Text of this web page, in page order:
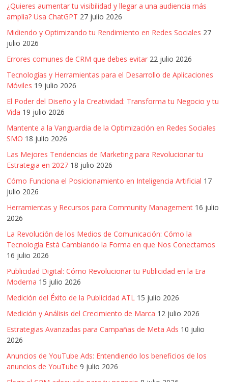
¿Quieres aumentar tu visibilidad y llegar a una audiencia más
amplia? Usa ChatGPT 27 julio 2026
Midiendo y Optimizando tu Rendimiento en Redes Sociales 27
julio 2026
Errores comunes de CRM que debes evitar 22 julio 2026
Tecnologías y Herramientas para el Desarrollo de Aplicaciones
Móviles 19 julio 2026
El Poder del Diseño y la Creatividad: Transforma tu Negocio y tu
Vida 19 julio 2026
Mantente a la Vanguardia de la Optimización en Redes Sociales
SMO 18 julio 2026
Las Mejores Tendencias de Marketing para Revolucionar tu
Estrategia en 2027 18 julio 2026
Cómo Funciona el Posicionamiento en Inteligencia Artificial 17
julio 2026
Herramientas y Recursos para Community Management 16 julio
2026
La Revolución de los Medios de Comunicación: Cómo la
Tecnología Está Cambiando la Forma en que Nos Conectamos
16 julio 2026
Publicidad Digital: Cómo Revolucionar tu Publicidad en la Era
Moderna 15 julio 2026
Medición del Éxito de la Publicidad ATL 15 julio 2026
Medición y Análisis del Crecimiento de Marca 12 julio 2026
Estrategias Avanzadas para Campañas de Meta Ads 10 julio
2026
Anuncios de YouTube Ads: Entendiendo los beneficios de los
anuncios de YouTube 9 julio 2026